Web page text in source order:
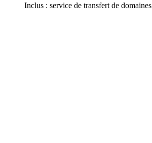
Inclus : service de transfert de domaines